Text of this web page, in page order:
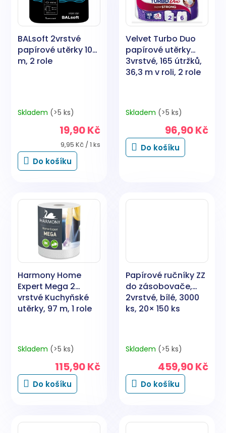
BALsoft 2vrstvé
papírové utěrky 10
m, 2 role
Skladem (>5 ks)
19,90 Kč
Měrná
cena:
9,95 Kč / 1 ks
Do košíku
Velvet Turbo Duo
papírové utěrky
3vrstvé, 165 útržků,
36,3 m v roli, 2 role
Skladem (>5 ks)
96,90 Kč
Do košíku
Harmony Home
Expert Mega 2
vrstvé Kuchyňské
utěrky, 97 m, 1 role
Skladem (>5 ks)
115,90 Kč
Do košíku
Papírové ručníky ZZ
do zásobovače,
2vrstvé, bílé, 3000
ks, 20× 150 ks
Skladem (>5 ks)
459,90 Kč
Do košíku